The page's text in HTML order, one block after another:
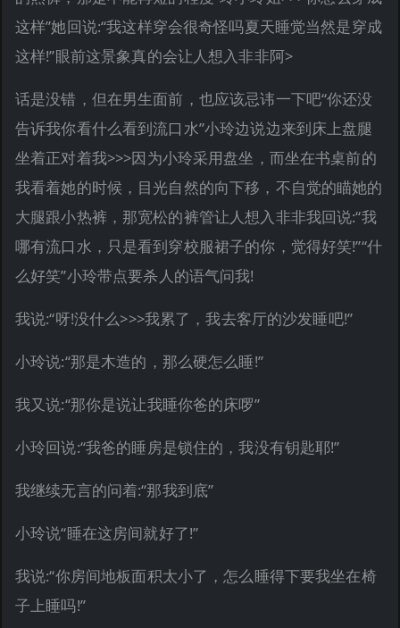
这样”她回说:“我这样穿会很奇怪吗夏天睡觉当然是穿成
这样!”眼前这景象真的会让人想入非非阿>
话是没错，但在男生面前，也应该忌讳一下吧“你还没
告诉我你看什么看到流口水”小玲边说边来到床上盘腿
坐着正对着我>>>因为小玲采用盘坐，而坐在书桌前的
我看着她的时候，目光自然的向下移，不自觉的瞄她的
大腿跟小热裤，那宽松的裤管让人想入非非我回说:“我
哪有流口水，只是看到穿校服裙子的你，觉得好笑!”“什
么好笑”小玲带点要杀人的语气问我!
我说:“呀!没什么>>>我累了，我去客厅的沙发睡吧!”
小玲说:“那是木造的，那么硬怎么睡!”
我又说:“那你是说让我睡你爸的床啰”
小玲回说:“我爸的睡房是锁住的，我没有钥匙耶!”
我继续无言的问着:“那我到底”
小玲说“睡在这房间就好了!”
我说:“你房间地板面积太小了，怎么睡得下要我坐在椅
子上睡吗!”